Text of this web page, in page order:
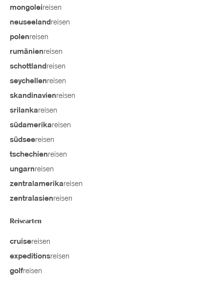
mongoleireisen
neuseeland reisen
polenreisen
rumänienreisen
schottland reisen
seychellenreisen
skandinavienreisen
srilankareisen
südamerikareisen
südseereisen
tschechienreisen
ungarnreisen
zentralamerikareisen
zentralasienreisen
Reisearten
cruisereisen
expeditionsreisen
golfreisen